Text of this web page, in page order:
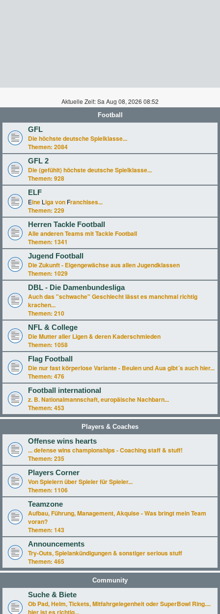
Aktuelle Zeit: Sa Aug 08, 2026 08:52
Football
GFL
Die höchste deutsche Spielklasse...
Themen: 2084
GFL 2
Die (gefühlt) höchste deutsche Spielklasse...
Themen: 928
ELF
Eine L iga von Franchises...
Themen: 229
Herren Tackle Football
Alle anderen Teams mit Tackle Football
Themen: 1341
Jugend Football
Die Zukunft - Eigengewächse aus allen Jugendklassen
Themen: 1029
DBL - Die Damenbundesliga
Auch das "schwache" Geschlecht lässt es manchmal richtig
krachen...
Themen: 210
NFL & College
Die Mutter aller Ligen & deren Kaderschmieden
Themen: 1058
Flag Football
Die nur fast körperlose Variante - Beulen und Aua gibt´s auch hier...
Themen: 476
Football international
z. B. Nationalmannschaft, europäische Nachbarn...
Themen: 453
Players & Coaches
Offense wins hearts
... defense wins championships - Coaching staff & stuff!
Themen: 235
Players Corner
Von Spielern über Spieler für Spieler...
Themen: 1106
Teamzone
Aufbau, Führung, Management, Akquise - Was bringt mein Team
voran?
Themen: 143
Announcements
Try-Outs, Spielankündigungen & sonstiger serious stuff
Themen: 465
Community
Suche & Biete
Ob Pad, Helm, Tickets, Mitfahrgelegenheit oder SuperBowl Ring....
hier ist es richtig...